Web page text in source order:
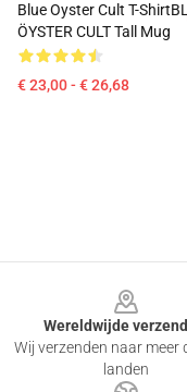
Blue Oyster Cult T-
ÖYSTER CULT Tall Mug
€ 23,00 - € 26,68
Wereldwijde
Wij verzenden naar meer
landen